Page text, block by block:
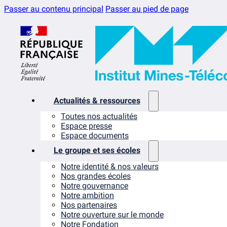
Passer au contenu principal Passer au pied de page
Actualités & ressources
Toutes nos actualités
Espace presse
Espace documents
Le groupe et ses écoles
Notre identité & nos valeurs
Nos grandes écoles
Notre gouvernance
Notre ambition
Nos partenaires
Notre ouverture sur le monde
Notre Fondation